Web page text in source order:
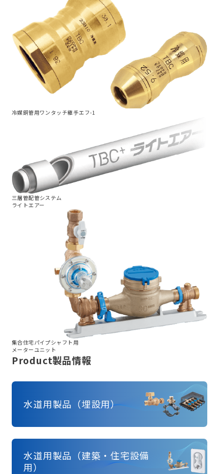
冷媒銅管用ワンタッチ継手エフ-1
三層管配管システム
ライトエアー
集合住宅パイプシャフト用
メーターユニット
Product製品情報
水道用製品（埋設用）
水道用製品（建築・住宅設備
用）